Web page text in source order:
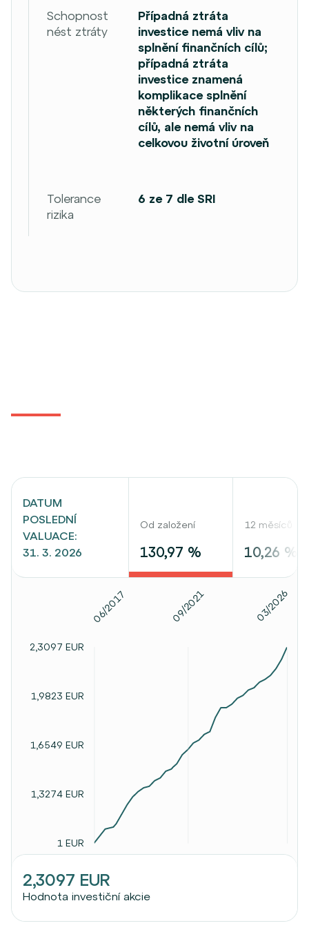
Schopnost
nést ztráty
Případná ztráta
investice nemá vliv na
splnění finančních cílů;
případná ztráta
investice znamená
komplikace splnění
některých finančních
cílů, ale nemá vliv na
celkovou životní úroveň
Tolerance
rizika
6 ze 7 dle SRI
DATUM
POSLEDNÍ
VALUACE:
31. 3. 2026
Od založení
130,97 %
12 měsíců
10,26 %
06/2017 09/2021 03/2026
1 EUR
1,3274 EUR
1,6549 EUR
1,9823 EUR
2,3097 EUR
2,3097 EUR
Hodnota investiční akcie